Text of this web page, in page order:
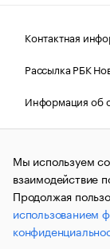
Контактная
Рассылка РБК
Информация об
Правовая
© АО
и материалы
связи,
коммуникаций
№ФС77-63848)
публикации
Мы используем
взаимодействие
Продолжая
использованием